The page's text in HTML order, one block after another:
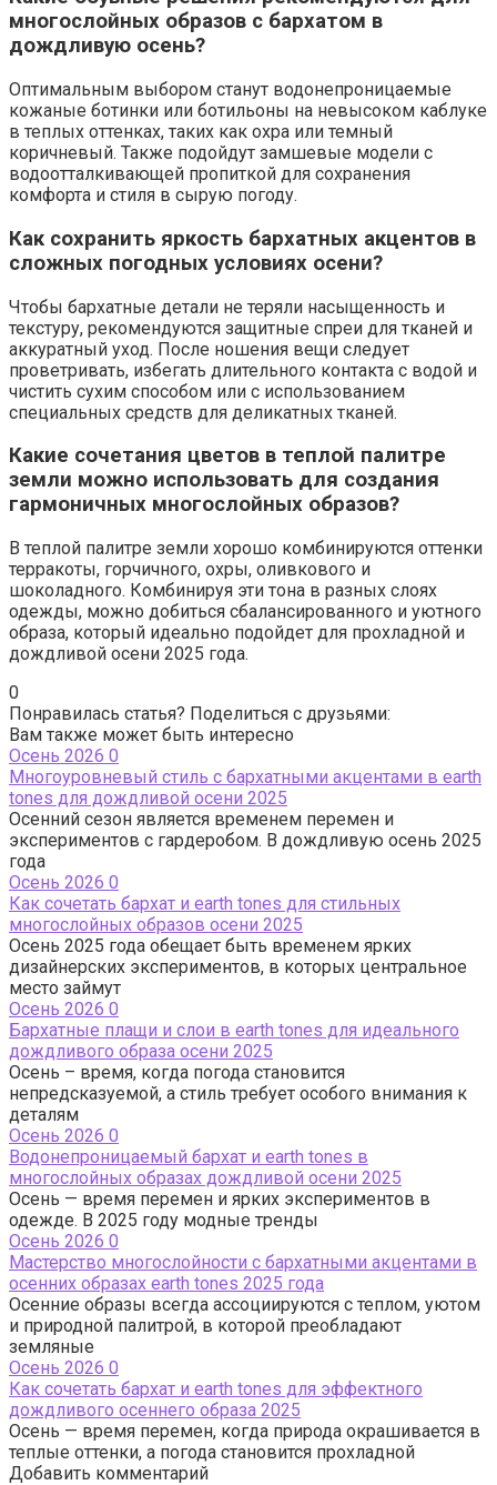
многослойных образов с бархатом в
дождливую осень?
Оптимальным выбором станут водонепроницаемые
кожаные ботинки или ботильоны на невысоком каблуке
в теплых оттенках, таких как охра или темный
коричневый. Также подойдут замшевые модели с
водоотталкивающей пропиткой для сохранения
комфорта и стиля в сырую погоду.
Как сохранить яркость бархатных акцентов в
сложных погодных условиях осени?
Чтобы бархатные детали не теряли насыщенность и
текстуру, рекомендуются защитные спреи для тканей и
аккуратный уход. После ношения вещи следует
проветривать, избегать длительного контакта с водой и
чистить сухим способом или с использованием
специальных средств для деликатных тканей.
Какие сочетания цветов в теплой палитре
земли можно использовать для создания
гармоничных многослойных образов?
В теплой палитре земли хорошо комбинируются оттенки
терракоты, горчичного, охры, оливкового и
шоколадного. Комбинируя эти тона в разных слоях
одежды, можно добиться сбалансированного и уютного
образа, который идеально подойдет для прохладной и
дождливой осени 2025 года.
0
Понравилась статья? Поделиться с друзьями:
Вам также может быть интересно
Осень 2026 0
Многоуровневый стиль с бархатными акцентами в earth
tones для дождливой осени 2025
Осенний сезон является временем перемен и
экспериментов с гардеробом. В дождливую осень 2025
года
Осень 2026 0
Как сочетать бархат и earth tones для стильных
многослойных образов осени 2025
Осень 2025 года обещает быть временем ярких
дизайнерских экспериментов, в которых центральное
место займут
Осень 2026 0
Бархатные плащи и слои в earth tones для идеального
дождливого образа осени 2025
Осень – время, когда погода становится
непредсказуемой, а стиль требует особого внимания к
деталям
Осень 2026 0
Водонепроницаемый бархат и earth tones в
многослойных образах дождливой осени 2025
Осень — время перемен и ярких экспериментов в
одежде. В 2025 году модные тренды
Осень 2026 0
Мастерство многослойности с бархатными акцентами в
осенних образах earth tones 2025 года
Осенние образы всегда ассоциируются с теплом, уютом
и природной палитрой, в которой преобладают
земляные
Осень 2026 0
Как сочетать бархат и earth tones для эффектного
дождливого осеннего образа 2025
Осень — время перемен, когда природа окрашивается в
теплые оттенки, а погода становится прохладной
Добавить комментарий